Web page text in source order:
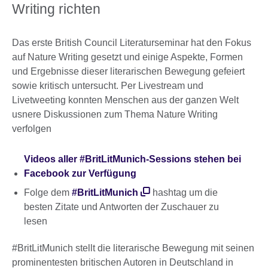
Writing richten
Das erste British Council Literaturseminar hat den Fokus
auf Nature Writing gesetzt und einige Aspekte, Formen
und Ergebnisse dieser literarischen Bewegung gefeiert
sowie kritisch untersucht. Per Livestream und
Livetweeting konnten Menschen aus der ganzen Welt
usnere Diskussionen zum Thema Nature Writing
verfolgen
Videos aller #BritLitMunich-Sessions stehen bei
Facebook zur Verfügung
Folge dem #BritLitMunich
hashtag um die
besten Zitate und Antworten der Zuschauer zu
lesen
#BritLitMunich stellt die literarische Bewegung mit seinen
prominentesten britischen Autoren in Deutschland in